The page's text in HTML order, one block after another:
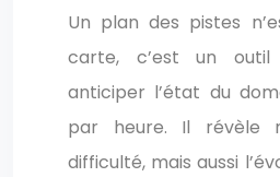
Un plan des pistes
carte, c’est un outil
anticiper l’état du
par heure. Il révèle
difficulté, mais aussi